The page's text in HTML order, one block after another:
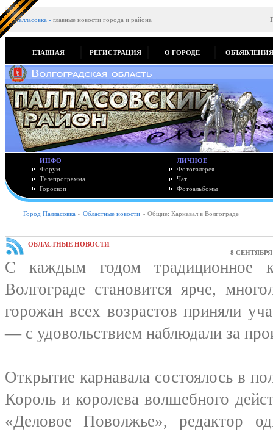
Палласовка - главные новости города и района
ГЛАВНАЯ РЕГИСТРАЦИЯ О ГОРОДЕ ОБЪЯВЛЕНИЯ
ИНФО
Форум
Телепрограмма
Гороскоп
ЛИЧНОЕ
Фотогалерея
Чат
Фотоальбомы
Город Палласовка » Областные новости » Общие: Карнавал в Волгограде
ОБЛАСТНЫЕ НОВОСТИ
8 СЕНТЯБРЯ
С каждым годом традиционное
Волгограде становится ярче,
горожан всех возрастов приняли
— с удовольствием наблюдали за
Открытие карнавала состоялось в
Король и королева волшебного
«Деловое Поволжье», редактор